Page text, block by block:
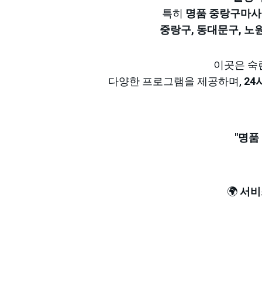
특히 명품 중랑구마사
중랑구, 동대문구, 노
이곳은 숙
다양한 프로그램을 제공하며, 24
"명품
🌍 서